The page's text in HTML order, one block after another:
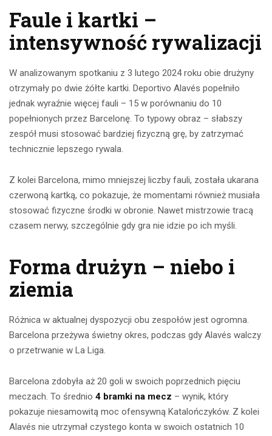
Faule i kartki –
intensywność rywalizacji
W analizowanym spotkaniu z 3 lutego 2024 roku obie drużyny
otrzymały po dwie żółte kartki. Deportivo Alavés popełniło
jednak wyraźnie więcej fauli – 15 w porównaniu do 10
popełnionych przez Barcelonę. To typowy obraz – słabszy
zespół musi stosować bardziej fizyczną grę, by zatrzymać
technicznie lepszego rywala.
Z kolei Barcelona, mimo mniejszej liczby fauli, została ukarana
czerwoną kartką, co pokazuje, że momentami również musiała
stosować fizyczne środki w obronie. Nawet mistrzowie tracą
czasem nerwy, szczególnie gdy gra nie idzie po ich myśli.
Forma drużyn – niebo i
ziemia
Różnica w aktualnej dyspozycji obu zespołów jest ogromna.
Barcelona przeżywa świetny okres, podczas gdy Alavés walczy
o przetrwanie w La Liga.
Barcelona zdobyła aż 20 goli w swoich poprzednich pięciu
meczach. To średnio 4 bramki na mecz – wynik, który
pokazuje niesamowitą moc ofensywną Katalończyków. Z kolei
Alavés nie utrzymał czystego konta w swoich ostatnich 10